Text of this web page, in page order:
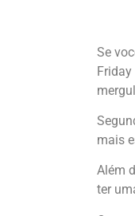
Se
mais
Além
ter